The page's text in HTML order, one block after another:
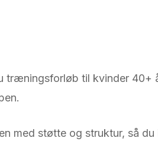
til kvinder 40+
med støtte og struktur, så du